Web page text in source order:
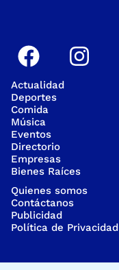
Actualidad
Deportes
Comida
Música
Eventos
Directorio
Empresas
Bienes Raíces
Quienes somos
Contáctanos
Publicidad
Política de Privacidad